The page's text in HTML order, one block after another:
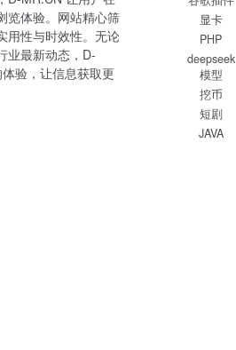
览体验。网站精心筛
用性与时效性。无论
业最新动态，D-
验，让信息获取更
显卡
PHP
deepseek
模型
挖币
短剧
JAVA